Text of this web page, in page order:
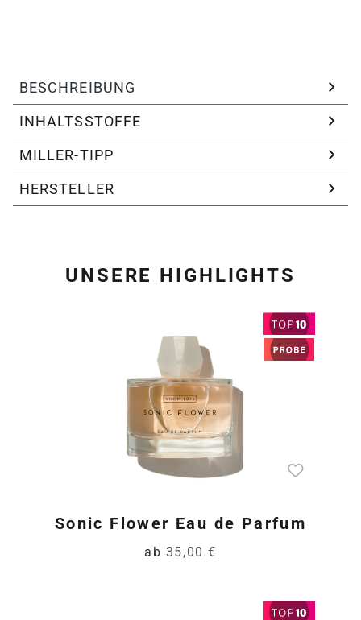
BESCHREIBUNG
INHALTSSTOFFE
MILLER-TIPP
HERSTELLER
UNSERE HIGHLIGHTS
Sonic Flower Eau de Parfum
ab 35,00 €